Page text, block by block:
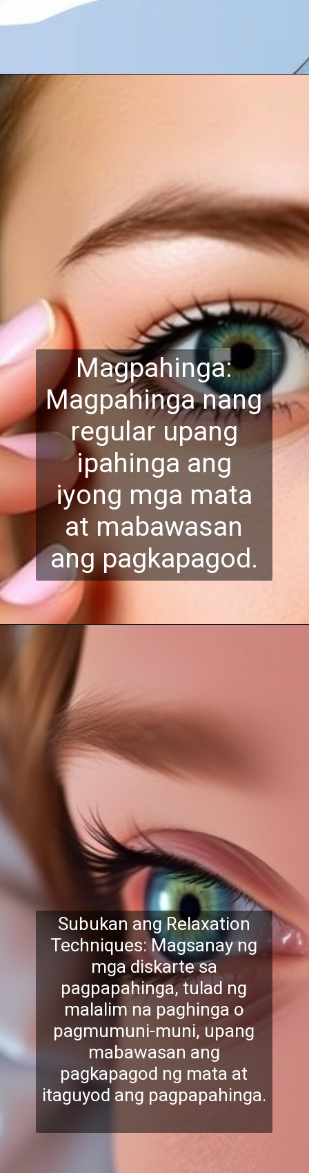
Magpahinga:
Magpahinga nang
regular upang
ipahinga ang
iyong mga mata
at mabawasan
ang pagkapagod.
Subukan ang Relaxation
Techniques: Magsanay ng
mga diskarte sa
pagpapahinga, tulad ng
malalim na paghinga o
pagmumuni-muni, upang
mabawasan ang
pagkapagod ng mata at
itaguyod ang pagpapahinga.